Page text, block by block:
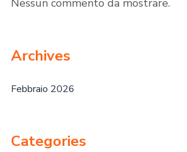
Nessun commento da mostrare.
Archives
Febbraio 2026
Categories